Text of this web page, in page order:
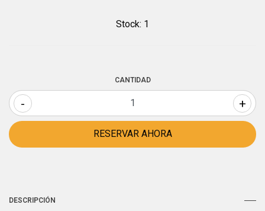
Stock: 1
CANTIDAD
- +
DESCRIPCIÓN